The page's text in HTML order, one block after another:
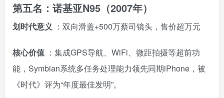
第五名：诺基亚N95（2007年）
划时代意义 ：双向滑盖+500万蔡司镜头，售价超万元
核心价值 ：集成GPS导航、WiFi、微距拍摄等超前功
能，Symbian系统多任务处理能力领先同期iPhone，被
《时代》评为“年度最佳发明”。